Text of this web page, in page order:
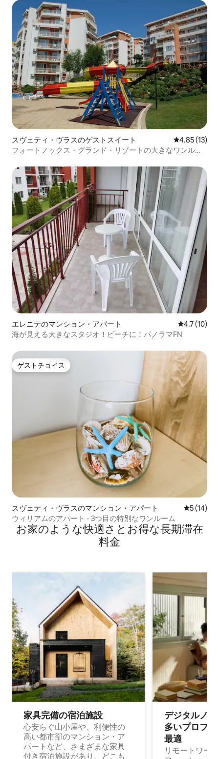
スヴェティ・ヴラスのゲストスイート レビュー13
4.85 (13)
フォートノックス・グランド・リゾートの大きなワンルー
エレニテのマンション・アパート レビュー10
4.7 (10)
海が見える大きなスタジオ！ビーチに！パノラマFN
ゲストチョイス
ゲストチョイス
スヴェティ・ヴラスのマンション・アパート レビュー
5 (14)
ウィリアムのアパート - 3つ目の特別なワンルーム
お家のような快⁠適⁠さ⁠とお⁠得⁠な長⁠期⁠滞⁠在
料⁠金
家具完備の宿⁠泊⁠施⁠設
心安らぐ山小屋や、利便性の
高い都市部のマンション・ア
パートなど、さまざまな家具
付き宿泊施設があり、どこも
デジタルノ
多⁠いプ⁠ロ⁠フ⁠
最⁠適
リモートワー